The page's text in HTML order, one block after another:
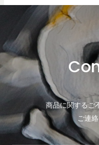
商品に関するご
ご連